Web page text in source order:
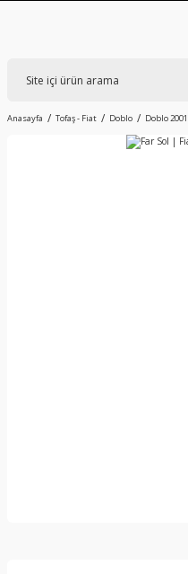
Anasayfa Tofaş - Fiat Doblo Doblo